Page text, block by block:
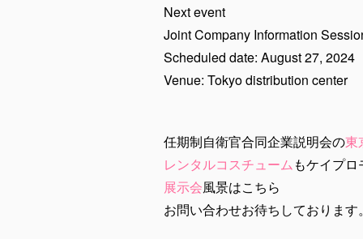
Next event
Joint Company Information
Scheduled date: August 27,
Venue: Tokyo distribution center
任期制自衛官合同企業説明会の東
レンタルコスチュームもケイプ
展示会風景はこちら
お問い合わせお待ちしております